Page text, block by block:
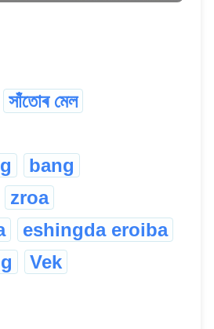
সাঁতোৰ মেল
bang
zroa
eshingda eroiba
Vek